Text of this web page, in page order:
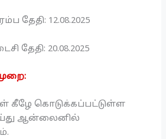
12.08.2025
தேதி: 20.08.2025
கீழே கொடுக்கப்பட்டுள்ள
ஆன்லைனில்